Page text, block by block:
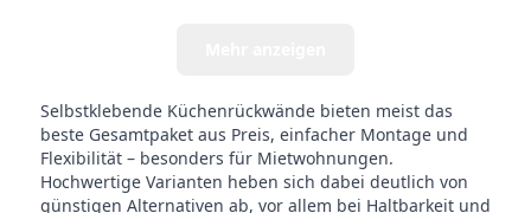
Selbstklebende Küchenrückwände bieten meist das
beste Gesamtpaket aus Preis, einfacher Montage und
Flexibilität – besonders für Mietwohnungen.
Hochwertige Varianten heben sich dabei deutlich von
günstigen Alternativen ab, vor allem bei Haltbarkeit und